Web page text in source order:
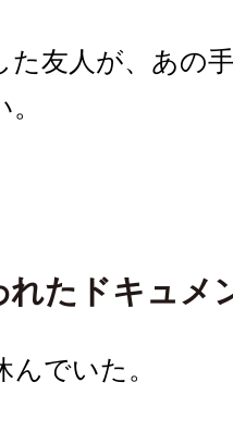
た友人が、あの
れたドキュメ
でいた。